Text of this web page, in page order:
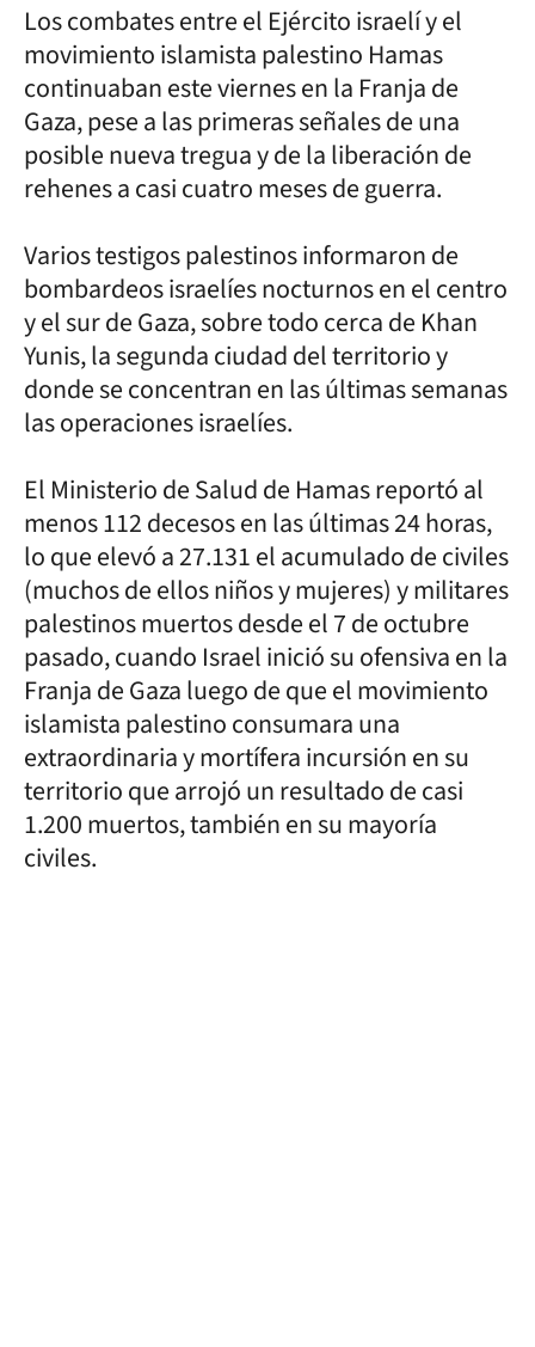
Los combates entre el Ejército israelí y el
movimiento islamista palestino Hamas
continuaban este viernes en la Franja de
Gaza, pese a las primeras señales de una
posible nueva tregua y de la liberación de
rehenes a casi cuatro meses de guerra.
Varios testigos palestinos informaron de
bombardeos israelíes nocturnos en el centro
y el sur de Gaza, sobre todo cerca de Khan
Yunis, la segunda ciudad del territorio y
donde se concentran en las últimas semanas
las operaciones israelíes.
El Ministerio de Salud de Hamas reportó al
menos 112 decesos en las últimas 24 horas,
lo que elevó a 27.131 el acumulado de civiles
(muchos de ellos niños y mujeres) y militares
palestinos muertos desde el 7 de octubre
pasado, cuando Israel inició su ofensiva en la
Franja de Gaza luego de que el movimiento
islamista palestino consumara una
extraordinaria y mortífera incursión en su
territorio que arrojó un resultado de casi
1.200 muertos, también en su mayoría
civiles.